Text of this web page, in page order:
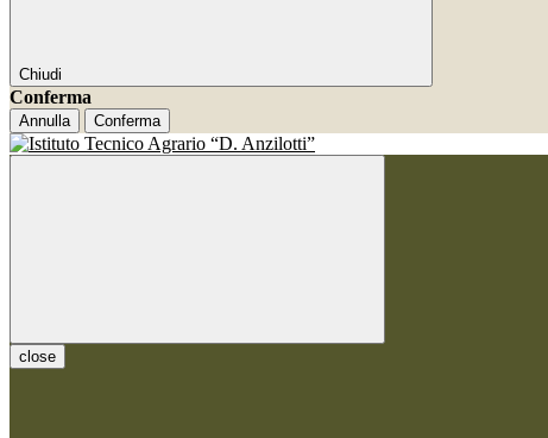
Chiudi
Conferma
Annulla Conferma
close